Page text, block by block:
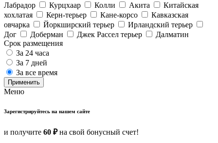
Лабрадор
Курцхаар Колли Акита
Китайская
хохлатая
Керн-терьер Кане-корсо
Кавказская
овчарка
Йоркширский терьер
Ирландский терьер
Дог
Доберман Джек Рассел терьер
Далматин
Срок размещения
За 24 часа
За 7 дней
За все время
Применить
Меню
Зарегистрируйтесь на нашем сайте
и получите 60 ₽на свой бонусный счет!